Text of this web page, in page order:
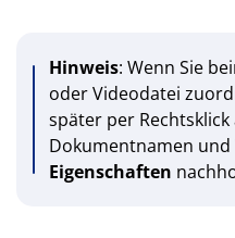
Hinweis: Wenn Sie
oder Videodatei
später per Rechtsklick
Dokumentnamen
Eigenschaften